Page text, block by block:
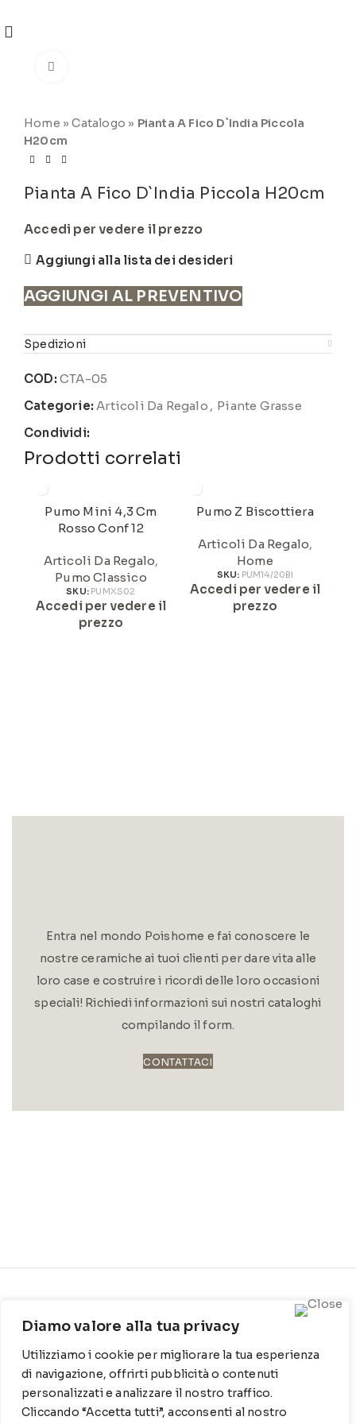
Diamo valore alla tua privacy
Utilizziamo i cookie per migliorare la tua esperienza
di navigazione, offrirti pubblicità o contenuti
personalizzati e analizzare il nostro traffico.
Cliccando “Accetta tutti”, acconsenti al nostro
Home »Catalogo » Pianta A Fico D`India Piccola
H20cm
Pianta A Fico D`India Piccola H20cm
Accedi per vedere il prezzo
Aggiungi alla lista dei desideri
AGGIUNGI AL PREVENTIVO
Spedizioni
COD: CTA-05
Categorie: Articoli Da Regalo , Piante Grasse
Condividi:
Prodotti correlati
Pumo Mini 4,3 Cm
Rosso Conf 12
Articoli Da Regalo,
Pumo Classico
SKU: PUMXS02
Accedi per vedere il
prezzo
Pumo Z Biscottiera
Articoli Da Regalo,
Home
SKU: PUM14/20BI
Accedi per vedere il
prezzo
Entra nel mondo Poishome e fai conoscere le
nostre ceramiche ai tuoi clienti per dare vita alle
loro case e costruire i ricordi delle loro occasioni
speciali! Richiedi informazioni sui nostri cataloghi
compilando il form.
CONTATTACI
Contrada Locosantissimo
1316 - 70044 Polignano a
T: 080 917 78 89
Chi siamo
Cookie Policy